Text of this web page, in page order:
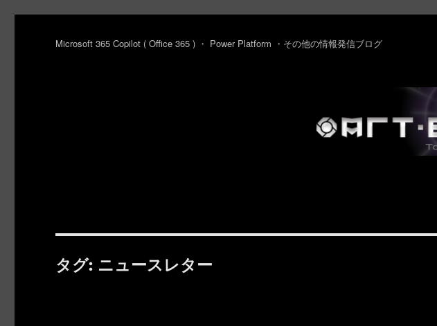
Microsoft 365 Copilot ( Office 365 ) ・ Power Platform ・その他の情報発信ブログ
タグ: ニュースレター